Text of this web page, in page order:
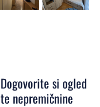
Dogovorite si ogled
te nepremičnine